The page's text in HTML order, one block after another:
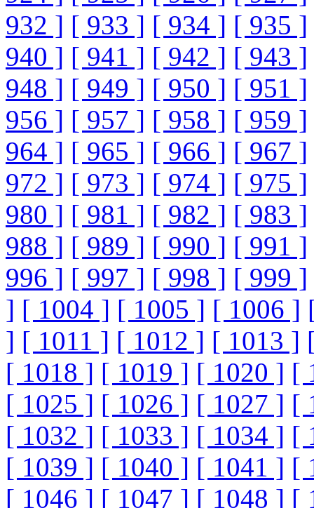
932 ] [ 933 ] [ 934 ] [ 935 ]
940 ] [ 941 ] [ 942 ] [ 943 ]
948 ] [ 949 ] [ 950 ] [ 951 ]
956 ] [ 957 ] [ 958 ] [ 959 ]
964 ] [ 965 ] [ 966 ] [ 967 ]
972 ] [ 973 ] [ 974 ] [ 975 ]
980 ] [ 981 ] [ 982 ] [ 983 ]
988 ] [ 989 ] [ 990 ] [ 991 ]
996 ] [ 997 ] [ 998 ] [ 999 ]
] [ 1004 ] [ 1005 ] [ 1006 ]
] [ 1011 ] [ 1012 ] [ 1013 ]
[ 1018 ] [ 1019 ] [ 1020 ] [
[ 1025 ] [ 1026 ] [ 1027 ] [
[ 1032 ] [ 1033 ] [ 1034 ] [
[ 1039 ] [ 1040 ] [ 1041 ] [
[ 1046 ] [ 1047 ] [ 1048 ] [